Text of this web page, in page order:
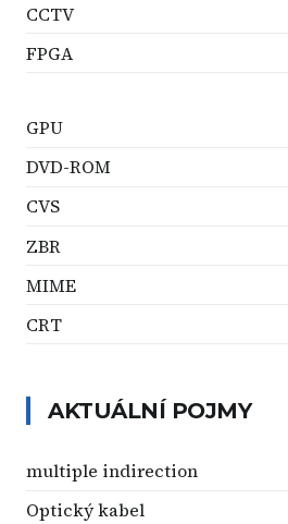
CCTV
FPGA
GPU
DVD-ROM
CVS
ZBR
MIME
CRT
AKTUÁLNÍ POJMY
multiple indirection
Optický kabel